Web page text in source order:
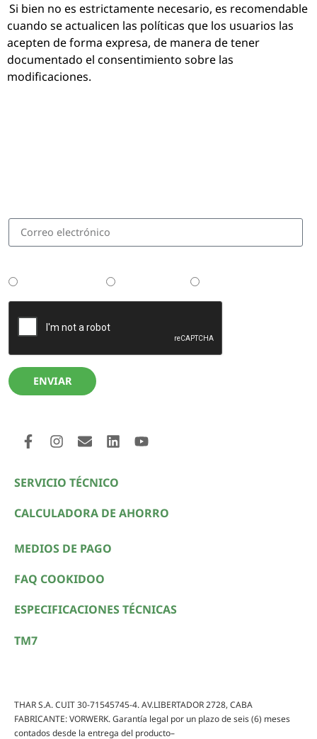
Si bien no es estrictamente necesario, es recomendable
cuando se actualicen las políticas que los usuarios las
acepten de forma expresa, de manera de tener
documentado el consentimiento sobre las
modificaciones.
ENVIAR
SERVICIO TÉCNICO
CALCULADORA DE AHORRO
MEDIOS DE PAGO
FAQ COOKIDOO
ESPECIFICACIONES TÉCNICAS
TM7
THAR S.A. CUIT 30-71545745-4. AV.LIBERTADOR 2728, CABA
FABRICANTE: VORWERK. Garantía legal por un plazo de seis (6) meses
contados desde la entrega del producto–